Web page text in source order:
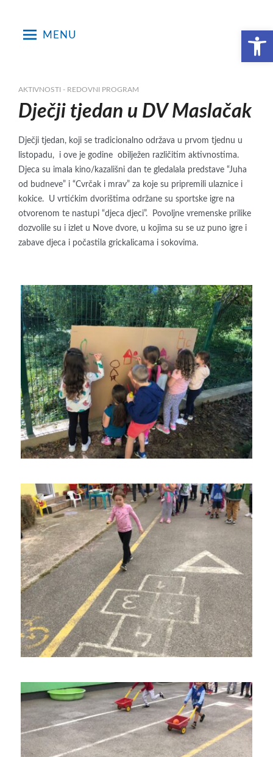
Open toolbar
MENU
AKTIVNOSTI - REDOVNI PROGRAM
Dječji tjedan u DV Maslačak
Dječji tjedan, koji se tradicionalno održava u prvom tjednu u
listopadu, i ove je godine obilježen različitim aktivnostima.
Djeca su imala kino/kazališni dan te gledalala predstave “Juha
od budneve” i “Cvrčak i mrav” za koje su pripremili ulaznice i
kokice. U vrtićkim dvorištima održane su sportske igre na
otvorenom te nastupi “djeca djeci”. Povoljne vremenske prilike
dozvolile su i izlet u Nove dvore, u kojima su se uz puno igre i
zabave djeca i počastila grickalicama i sokovima.